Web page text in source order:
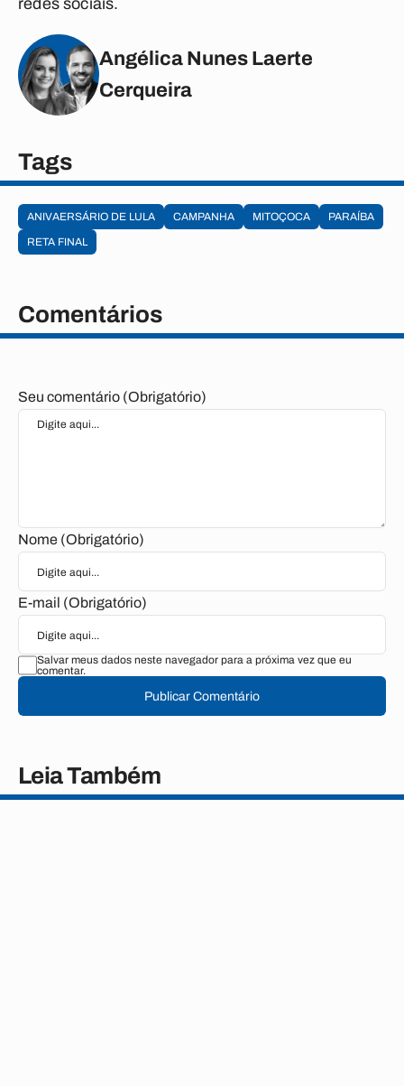
redes sociais.
Angélica Nunes Laerte
Cerqueira
Tags
ANIVAERSÁRIO DE LULA CAMPANHA MITOÇOCA
PARAÍBA
RETA FINAL
Comentários
Seu comentário (Obrigatório)
Nome (Obrigatório)
E-mail (Obrigatório)
Salvar meus dados neste navegador para a próxima vez que eu
comentar.
Publicar Comentário
Leia Também